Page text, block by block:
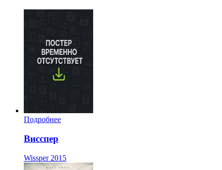
Подробнее
Висспер
Wissper 2015